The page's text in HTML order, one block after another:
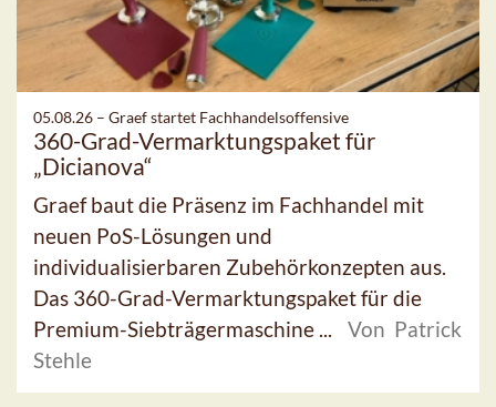
05.08.26 – Graef startet Fachhandelsoffensive
360-Grad-Vermarktungspaket für
„Dicianova“
Graef baut die Präsenz im Fachhandel mit
neuen PoS-Lösungen und
individualisierbaren Zubehörkonzepten aus.
Das 360-Grad-Vermarktungspaket für die
Premium-Siebträgermaschine ...
Von Patrick
Stehle